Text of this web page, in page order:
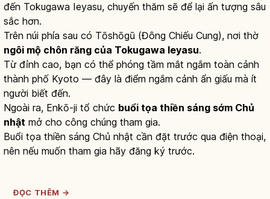
đến Tokugawa Ieyasu, chuyến thăm sẽ để lại ấn tượng sâu
sắc hơn.
Trên núi phía sau có Tōshōgū (Đông Chiếu Cung), nơi thờ
ngôi mộ chôn răng của Tokugawa Ieyasu.
Từ đỉnh cao, bạn có thể phóng tầm mắt ngắm toàn cảnh
thành phố Kyoto — đây là điểm ngắm cảnh ẩn giấu mà ít
người biết đến.
Ngoài ra, Enkō-ji tổ chức buổi tọa thiền sáng sớm Chủ
nhật mở cho công chúng tham gia.
Buổi tọa thiền sáng Chủ nhật cần đặt trước qua điện thoại,
nên nếu muốn tham gia hãy đăng ký trước.
ĐỌC THÊM →